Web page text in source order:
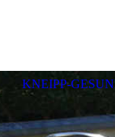
KNEIPP-